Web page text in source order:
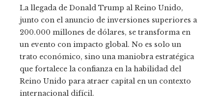
La llegada de Donald Trump al Reino Unido,
junto con el anuncio de inversiones superiores a
200.000 millones de dólares, se transforma en
un evento con impacto global. No es solo un
trato económico, sino una maniobra estratégica
que fortalece la confianza en la habilidad del
Reino Unido para atraer capital en un contexto
internacional difícil.